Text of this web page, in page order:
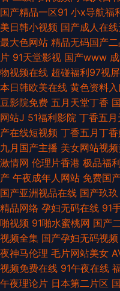
国产精品一区91 小x导航福
美日韩小视频 国产成人在
最大色网站 精品无码国产二
片 91天堂影视 国产www
物视频在线 超碰福利97视屏
本日韩欧美在线 黄色资料入
豆影院免费 五月天堂丁香
网站J 51福利影院 丁香五
产在线短视频 丁香五月丁
九月国产主播 美女网站视
激情网 伦理片香港 极品福
产 午夜成年人网站 免费国
国产亚洲视品在线 国产玖玖
精品网络 孕妇无码在线 91
啪视频 91啪水蜜桃网 国产
视频全集 国产孕妇无码视频
夜神马伦理 毛片网站美女
视频免费在线 91午夜在线
午夜理论片 日本第二片区